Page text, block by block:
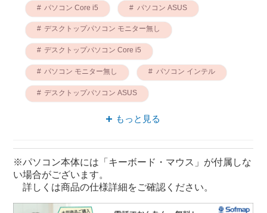
パソコン Core i5 パソコン ASUS
デスクトップパソコン モニター無し
デスクトップパソコン Core i5
パソコン モニター無し パソコン インテル
デスクトップパソコン ASUS
ASUS Core i5
もっと見る
※パソコン本体には「キーボード・マウス」が付属しな
い場合がございます。
詳しくは商品の仕様詳細をご確認ください。